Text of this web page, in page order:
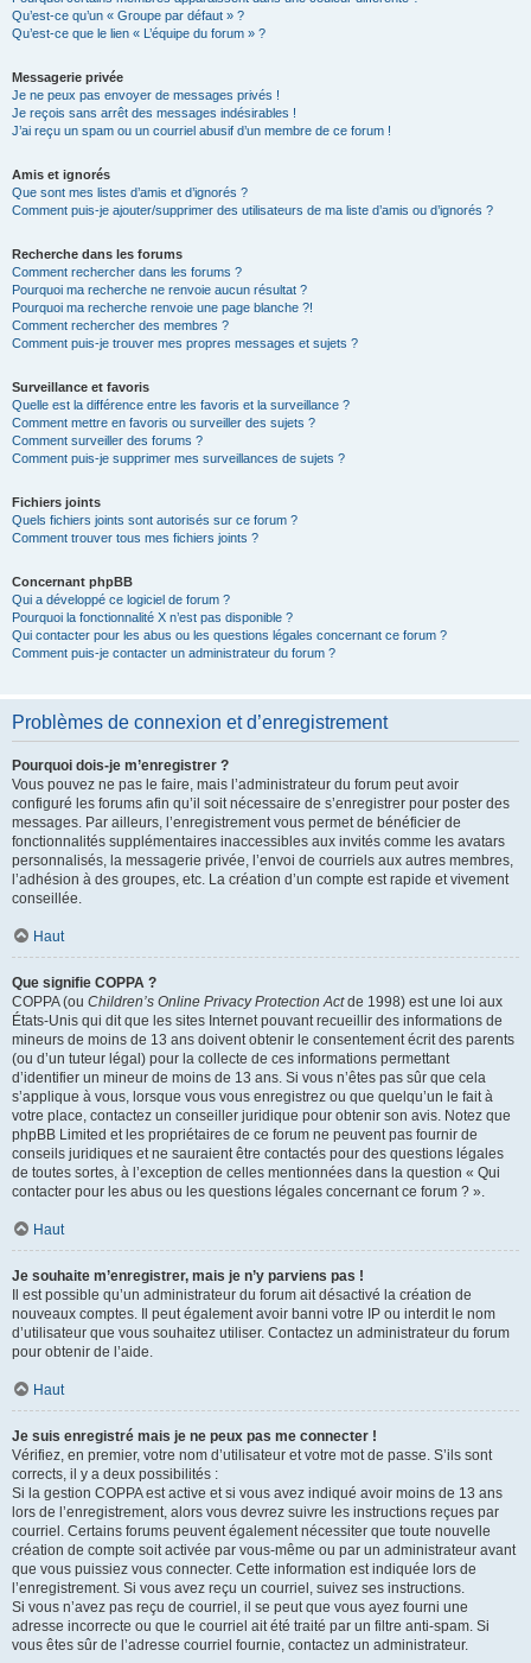
Qu’est-ce qu’un « Groupe par défaut » ?
Qu’est-ce que le lien « L’équipe du forum » ?
Messagerie privée
Je ne peux pas envoyer de messages privés !
Je reçois sans arrêt des messages indésirables !
J’ai reçu un spam ou un courriel abusif d’un membre de ce forum !
Amis et ignorés
Que sont mes listes d’amis et d’ignorés ?
Comment puis-je ajouter/supprimer des utilisateurs de ma liste d’amis ou d’ignorés ?
Recherche dans les forums
Comment rechercher dans les forums ?
Pourquoi ma recherche ne renvoie aucun résultat ?
Pourquoi ma recherche renvoie une page blanche ?!
Comment rechercher des membres ?
Comment puis-je trouver mes propres messages et sujets ?
Surveillance et favoris
Quelle est la différence entre les favoris et la surveillance ?
Comment mettre en favoris ou surveiller des sujets ?
Comment surveiller des forums ?
Comment puis-je supprimer mes surveillances de sujets ?
Fichiers joints
Quels fichiers joints sont autorisés sur ce forum ?
Comment trouver tous mes fichiers joints ?
Concernant phpBB
Qui a développé ce logiciel de forum ?
Pourquoi la fonctionnalité X n’est pas disponible ?
Qui contacter pour les abus ou les questions légales concernant ce forum ?
Comment puis-je contacter un administrateur du forum ?
Problèmes de connexion et d’enregistrement
Pourquoi dois-je m’enregistrer ?
Vous pouvez ne pas le faire, mais l’administrateur du forum peut avoir
configuré les forums afin qu’il soit nécessaire de s’enregistrer pour poster des
messages. Par ailleurs, l’enregistrement vous permet de bénéficier de
fonctionnalités supplémentaires inaccessibles aux invités comme les avatars
personnalisés, la messagerie privée, l’envoi de courriels aux autres membres,
l’adhésion à des groupes, etc. La création d’un compte est rapide et vivement
conseillée.
Haut
Que signifie COPPA ?
COPPA (ou Children’s Online Privacy Protection Actde 1998) est une loi aux
États-Unis qui dit que les sites Internet pouvant recueillir des informations de
mineurs de moins de 13 ans doivent obtenir le consentement écrit des parents
(ou d’un tuteur légal) pour la collecte de ces informations permettant
d’identifier un mineur de moins de 13 ans. Si vous n’êtes pas sûr que cela
s’applique à vous, lorsque vous vous enregistrez ou que quelqu’un le fait à
votre place, contactez un conseiller juridique pour obtenir son avis. Notez que
phpBB Limited et les propriétaires de ce forum ne peuvent pas fournir de
conseils juridiques et ne sauraient être contactés pour des questions légales
de toutes sortes, à l’exception de celles mentionnées dans la question « Qui
contacter pour les abus ou les questions légales concernant ce forum ? ».
Haut
Je souhaite m’enregistrer, mais je n’y parviens pas !
Il est possible qu’un administrateur du forum ait désactivé la création de
nouveaux comptes. Il peut également avoir banni votre IP ou interdit le nom
d’utilisateur que vous souhaitez utiliser. Contactez un administrateur du forum
pour obtenir de l’aide.
Haut
Je suis enregistré mais je ne peux pas me connecter !
Vérifiez, en premier, votre nom d’utilisateur et votre mot de passe. S’ils sont
corrects, il y a deux possibilités :
Si la gestion COPPA est active et si vous avez indiqué avoir moins de 13 ans
lors de l’enregistrement, alors vous devrez suivre les instructions reçues par
courriel. Certains forums peuvent également nécessiter que toute nouvelle
création de compte soit activée par vous-même ou par un administrateur avant
que vous puissiez vous connecter. Cette information est indiquée lors de
l’enregistrement. Si vous avez reçu un courriel, suivez ses instructions.
Si vous n’avez pas reçu de courriel, il se peut que vous ayez fourni une
adresse incorrecte ou que le courriel ait été traité par un filtre anti-spam. Si
vous êtes sûr de l’adresse courriel fournie, contactez un administrateur.